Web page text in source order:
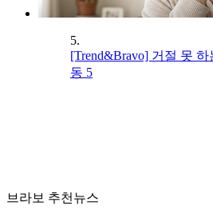
5.
[Trend&Bravo] 거절 못
동 5
브라보 추천뉴스